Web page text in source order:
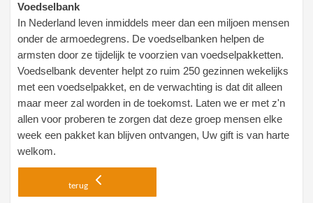
Voedselbank
In Nederland leven inmiddels meer dan een miljoen mensen
onder de armoedegrens. De voedselbanken helpen de
armsten door ze tijdelijk te voorzien van voedselpakketten.
Voedselbank deventer helpt zo ruim 250 gezinnen wekelijks
met een voedselpakket, en de verwachting is dat dit alleen
maar meer zal worden in de toekomst. Laten we er met z'n
allen voor proberen te zorgen dat deze groep mensen elke
week een pakket kan blijven ontvangen, Uw gift is van harte
welkom.
terug